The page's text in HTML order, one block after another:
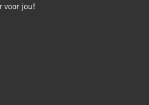
voor jou!